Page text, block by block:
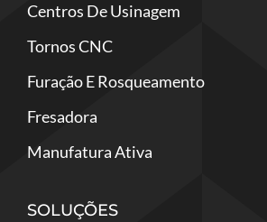
Centros De Usinagem
Tornos CNC
Furação E Rosqueamento
Fresadora
Manufatura Ativa
SOLUÇÕES